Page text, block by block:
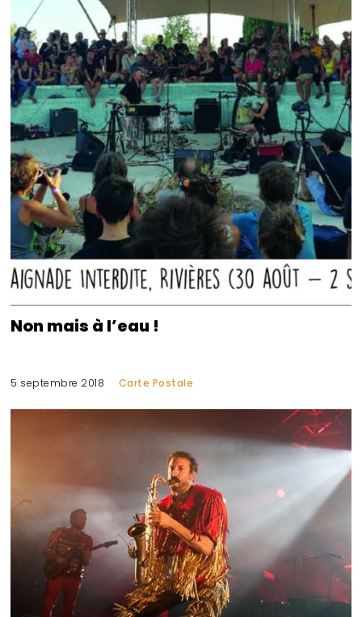
Non mais à l’eau !
5 septembre 2018 Carte Postale